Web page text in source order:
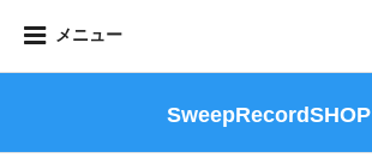
メニュー
SweepRecordSHOP